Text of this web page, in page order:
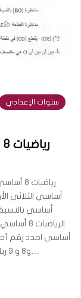
سنوات الإعدادي
و8 و 9 رياضيات 8 أساسيمناظرة نقطة بالنسبة لنقطة…